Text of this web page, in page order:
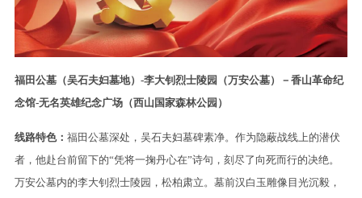
福田公墓（吴石夫妇墓地）-李大钊烈士陵园（万安公墓）－香山革命纪
念馆-无名英雄纪念广场（西山国家森林公园）
线路特色： 福田公墓深处，吴石夫妇墓碑素净。作为隐蔽战线上的潜伏
者，他赴台前留下的“凭将一掬丹心在”诗句，刻尽了向死而行的决绝。
万安公墓内的李大钊烈士陵园，松柏肃立。墓前汉白玉雕像目光沉毅，